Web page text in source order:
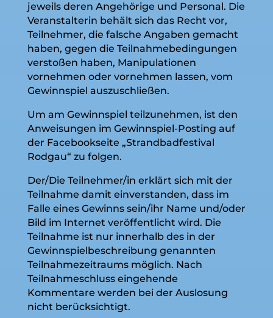
jeweils deren Angehörige und Personal. Die
Veranstalterin behält sich das Recht vor,
Teilnehmer, die falsche Angaben gemacht
haben, gegen die Teilnahmebedingungen
verstoßen haben, Manipulationen
vornehmen oder vornehmen lassen, vom
Gewinnspiel auszuschließen.
Um am Gewinnspiel teilzunehmen, ist den
Anweisungen im Gewinnspiel-Posting auf
der Facebookseite „Strandbadfestival
Rodgau“ zu folgen.
Der/Die Teilnehmer/in erklärt sich mit der
Teilnahme damit einverstanden, dass im
Falle eines Gewinns sein/ihr Name und/oder
Bild im Internet veröffentlicht wird. Die
Teilnahme ist nur innerhalb des in der
Gewinnspielbeschreibung genannten
Teilnahmezeitraums möglich. Nach
Teilnahmeschluss eingehende
Kommentare werden bei der Auslosung
nicht berücksichtigt.